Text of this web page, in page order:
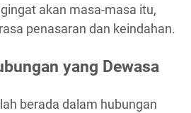
akan masa-masa itu,
penasaran dan keindahan.
yang Dewasa
berada dalam hubungan